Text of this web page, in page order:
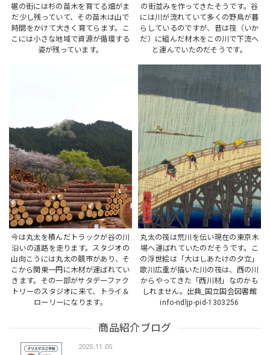
商品紹介ブログ
2025.11.05
裾の街には杉の苗木を育てる畑がま
だ少し残っていて、その苗木は山で
時間をかけて大きく育てらます。こ
こには小さな地域で資源が循環する
姿が残っています。
の街並みを作ってきたそうです。谷
には川が流れていて多くの野鳥が暮
らしているのですが、昔は筏（いか
だ）に組んだ材木をこの川で下流へ
と運んでいたのだそうです。
今は丸太を積んだトラックが谷の川
沿いの道路を走ります。スタジオの
山向こうには丸太の競市があり、そ
こから関東一円に木材が運ばれてい
きます。その一部がサタデーファク
トリーのスタジオに来て、トライ＆
ローリーになります。
丸太の筏は荒川を伝い現在の東京木
場へ運ばれていたのだそうです。こ
の浮世絵は「大はしあたけの夕立」
歌川広重が描いた川の筏は、西の川
からやってきた「西川材」なのかも
しれません。出典_国立国会図書館
info-ndljp-pid-1303256